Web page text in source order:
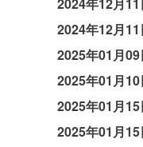
2024年12月
2024年12月
2025年01月
2025年01月
2025年01月
2025年01月